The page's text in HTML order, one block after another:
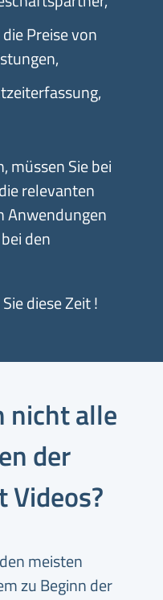
Preise von
müssen Sie bei
relevanten
Anwendungen
den
diese Zeit !
nicht alle
der
Videos?
meisten
zu Beginn der